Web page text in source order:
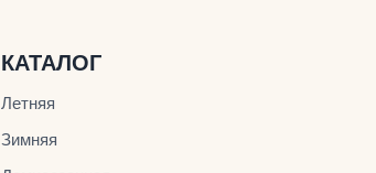
Летняя
Зимняя
КАТАЛОГ